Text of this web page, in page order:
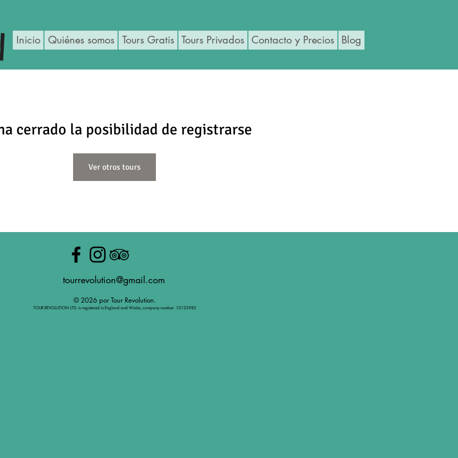
Inicio Quiénes somos Tours Gratis Tours Privados Contacto y Precios Blog
cerrado la posibilidad de registrarse
Ver otros tours
tourrevolution@gmail.com
© 2026 por Tour Revolution.
TOUR REVOLUTION LTD. is registered in England and Wales, company number: 10125982